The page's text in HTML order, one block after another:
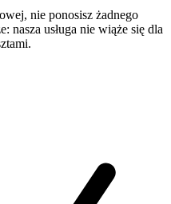
nie ponosisz żadnego
nasza usługa nie wiąże się dla